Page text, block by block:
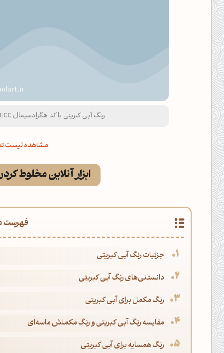
رنگ آبی کبریتی با کد هگزادسیمال A5BECC و نام لاتین Slate Blue Color
مشاهده لیست
ابزار آنلاین مخلوط
فهرست
جزئیات رنگ آبی کبریتی
دانستنی‌های رنگ آبی کبریتی
رنگ مکمل برای آبی کبریتی
مقایسه رنگ آبی کبریتی و رنگ مکملش ماسه‌ای
رنگ همسایه برای آبی کبریتی